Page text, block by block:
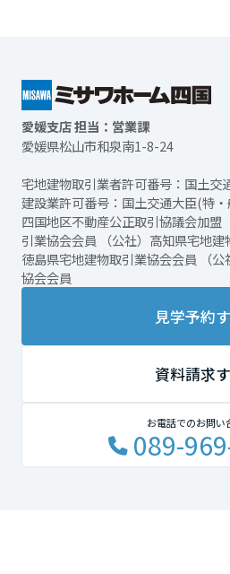
愛媛支店 担当：営業課
愛媛県松山市和泉南1-8-24
宅地建物取引業者許可番号：国土交
建設業許可番号：国土交通大臣(特
四国地区不動産公正取引協議会加盟
引業協会会員 （公社）高知県宅地建
徳島県宅地建物取引業協会会員 （
協会会員
見学予約
資料請求
お電話でのお問い
089-